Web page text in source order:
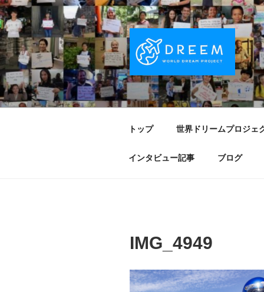
コ
ン
テ
ン
ツ
へ
ス
キ
DREEM | 世
PROJECT
夢をもつワクワクを世界中に
トップ 世界ドリームプロジェ
インタビュー記事 ブログ
IMG_4949